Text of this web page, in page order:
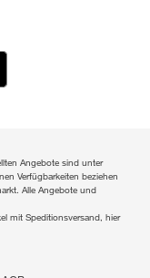
Angebote sind unter
Verfügbarkeiten beziehen
Alle Angebote und
mit Speditionsversand, hier